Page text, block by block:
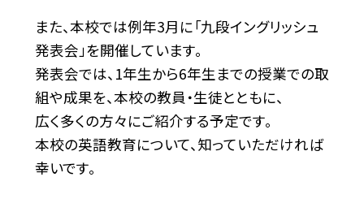
また、本校では例年3月に「九段イングリッシュ
発表会」を開催しています。
発表会では、1年生から6年生までの授業での取
組や成果を、本校の教員・生徒とともに、
広く多くの方々にご紹介する予定です。
本校の英語教育について、知っていただければ
幸いです。